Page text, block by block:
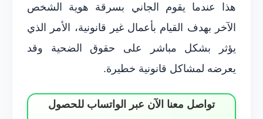
هذا عندما يقوم الجاني بسرقة هوية الشخص
الآخر بهدف القيام بأعمال غير قانونية، الأمر الذي
يؤثر بشكل مباشر على حقوق الضحية وقد
يعرضه لمشاكل قانونية خطيرة.
تواصل معنا الآن عبر الواتساب للحصول